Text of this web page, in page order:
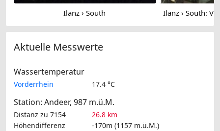
Ilanz › South
Aktuelle Messwerte
Wassertemperatur
Vorderrhein 17.4 °C
Station: Andeer, 987 m.ü.M.
Distanz zu 7154
26.8 km
Höhendifferenz
-170m (1157 m.ü.M.)